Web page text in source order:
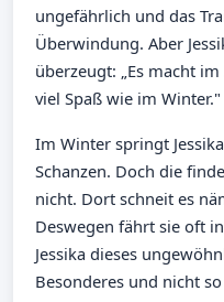
ungefährlich und das
Überwindung. Aber
überzeugt: „Es macht
viel Spaß wie im Winter."
Im Winter springt
Schanzen. Doch die
nicht. Dort schneit es
Deswegen fährt sie oft
Jessika dieses
Besonderes und nicht